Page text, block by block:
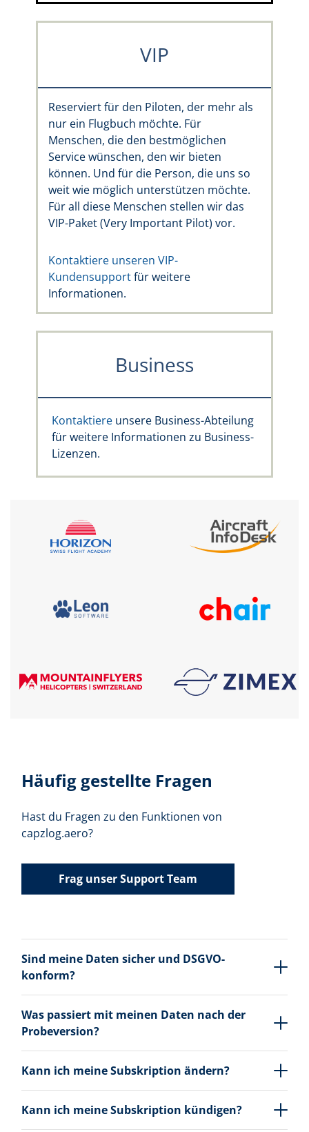
VIP
Reserviert für den Piloten, der mehr als
nur ein Flugbuch möchte. Für
Menschen, die den bestmöglichen
Service wünschen, den wir bieten
können. Und für die Person, die uns so
weit wie möglich unterstützen möchte.
Für all diese Menschen stellen wir das
VIP-Paket (Very Important Pilot) vor.
Kontaktiere unseren VIP-
Kundensupportfür weitere
Informationen.
Business
Kontaktiere unsere Business-Abteilung
für weitere Informationen zu Business-
Lizenzen.
Häufig gestellte Fragen
Hast du Fragen zu den Funktionen von
capzlog.aero?
Frag unser Support Team
Sind meine Daten sicher und DSGVO-
konform?
Was passiert mit meinen Daten nach der
Probeversion?
Kann ich meine Subskription ändern?
Kann ich meine Subskription kündigen?